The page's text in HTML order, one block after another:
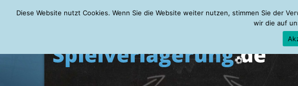
Wednesday, 05.08.2026
Diese Website nutzt Cookies. Wenn Sie die Website weiter nutzen, stimmen Sie der
wir die auf